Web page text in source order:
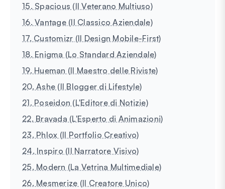
15. Spacious (Il Veterano Multiuso)
16. Vantage (Il Classico Aziendale)
17. Customizr (Il Design Mobile-First)
18. Enigma (Lo Standard Aziendale)
19. Hueman (Il Maestro delle Riviste)
20. Ashe (Il Blogger di Lifestyle)
21. Poseidon (L'Editore di Notizie)
22. Bravada (L'Esperto di Animazioni)
23. Phlox (Il Portfolio Creativo)
24. Inspiro (Il Narratore Visivo)
25. Modern (La Vetrina Multimediale)
26. Mesmerize (Il Creatore Unico)